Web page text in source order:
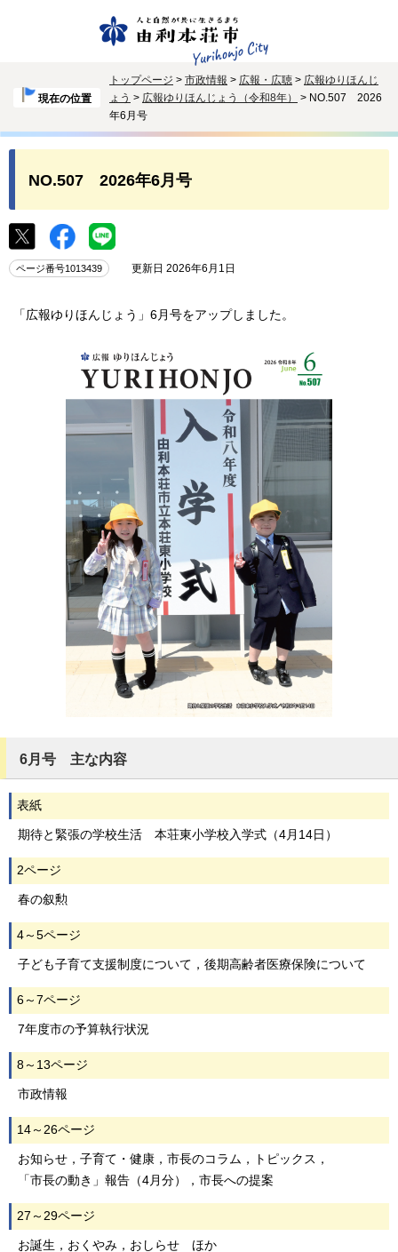
現在の位置
トップページ > 市政情報 > 広報・広聴 > 広報ゆりほんじ
ょう > 広報ゆりほんじょう（令和8年）
> NO.507 2026
年6月号
NO.507 2026年6月号
ページ番号1013439 更新日 2026年6月1日
「広報ゆりほんじょう」6月号をアップしました。
6月号 主な内容
表紙
期待と緊張の学校生活 本荘東小学校入学式（4月14日）
2ページ
春の叙勲
4～5ページ
子ども子育て支援制度について，後期高齢者医療保険について
6～7ページ
7年度市の予算執行状況
8～13ページ
市政情報
14～26ページ
お知らせ，子育て・健康，市長のコラム，トピックス，
「市長の動き」報告（4月分），市長への提案
27～29ページ
お誕生，おくやみ，おしらせ ほか